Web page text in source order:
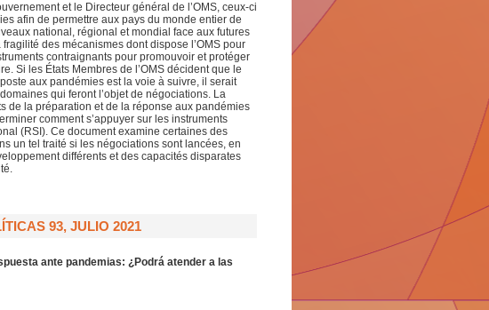
et le Directeur général de l’OMS, ceux-ci
afin de permettre aux pays du monde entier de
national, régional et mondial face aux futures
des mécanismes dont dispose l’OMS pour
contraignants pour promouvoir et protéger
Si les États Membres de l’OMS décident que le
aux pandémies est la voie à suivre, il serait
qui feront l’objet de négociations. La
de la préparation et de la réponse aux pandémies
comment s’appuyer sur les instruments
(RSI). Ce document examine certaines des
un tel traité si les négociations sont lancées, en
différents et des capacités disparates
93, JULIO 2021
ante pandemias: ¿Podrá atender a las